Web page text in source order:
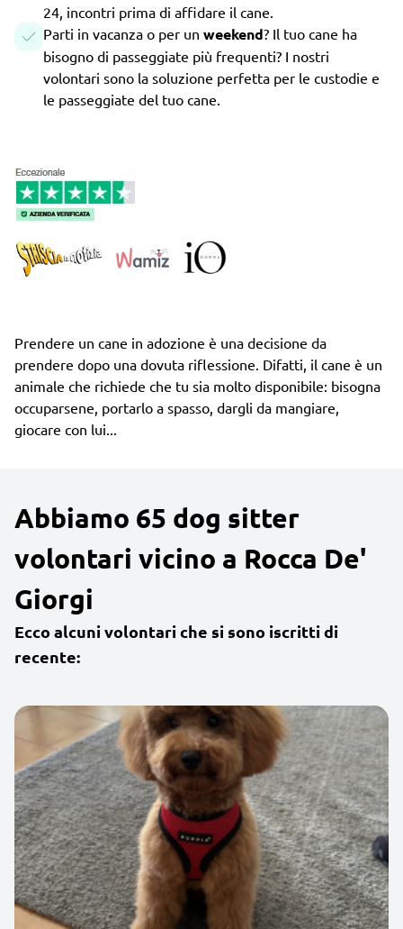
24, incontri prima di affidare il cane.
Parti in vacanza o per un weekend? Il tuo cane ha
bisogno di passeggiate più frequenti? I nostri
volontari sono la soluzione perfetta per le custodie e
le passeggiate del tuo cane.
Prendere un cane in adozione è una decisione da
prendere dopo una dovuta riflessione. Difatti, il cane è un
animale che richiede che tu sia molto disponibile: bisogna
occuparsene, portarlo a spasso, dargli da mangiare,
giocare con lui...
Abbiamo 65 dog sitter
volontari vicino a Rocca De'
Giorgi
Ecco alcuni volontari che si sono iscritti di
recente: